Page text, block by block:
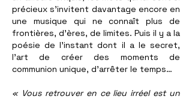
précieux s’invitent davantage encore en
une musique qui ne connaît plus de
frontières, d’ères, de limites. Puis il y a la
poésie de l’instant dont il a le secret,
l'art de créer des moments de
communion unique, d’arrêter le temps…
« Vous retrouver en ce lieu irréel est un